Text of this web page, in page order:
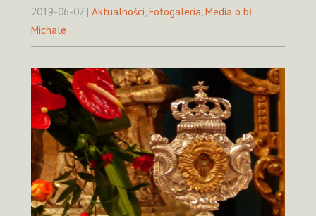
2019-06-07 | Aktualności Fotogaleria Media o bł.
Michale